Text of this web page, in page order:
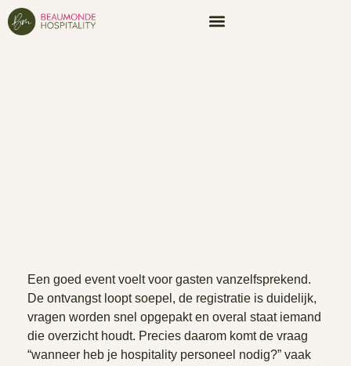
Een goed event voelt voor gasten vanzelfsprekend.
De ontvangst loopt soepel, de registratie is duidelijk,
vragen worden snel opgepakt en overal staat iemand
die overzicht houdt. Precies daarom komt de vraag
“wanneer heb je hospitality personeel nodig?” vaak